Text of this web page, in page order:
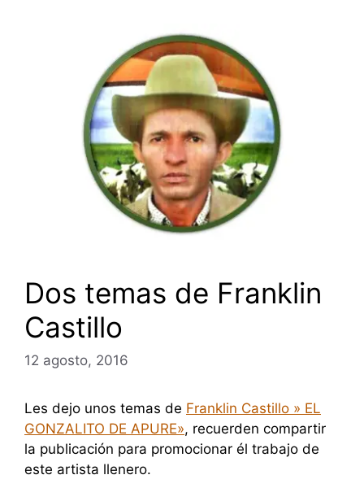
Dos temas de Franklin
Castillo
12 agosto, 2016
Les dejo unos temas de Franklin Castillo » EL
GONZALITO DE APURE», recuerden compartir
la publicación para promocionar él trabajo de
este artista llenero.